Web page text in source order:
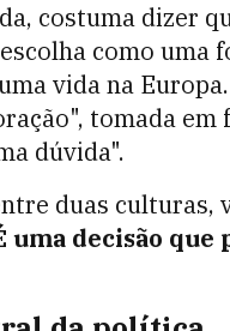
costuma dizer
como uma
vida na
tomada
dúvida".
duas culturas,
uma decisão que